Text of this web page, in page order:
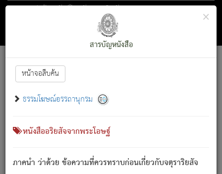
ตอน 1 ว่าด้วย สัตว์โลกกับจตุราริยสัจ
สารบัญ×
สารบัญหนังสือ
หน้าจอสืบค้น
ธรรมโฆษณ์อรรถานุกรม
หนังสืออริยสัจจากพระโอษฐ์
ภาคนำ ว่าด้วย ข้อความที่ควรทราบก่อนเกี่ยวกับจตุราริยสัจ
Font :15 ]||
สัตว์โลกนี้ เกิดความเดือดร้อนแล้ว มีผัสสะบังหน้า
เขาสำคัญสิ่งใด โดยความเป็นประการใด แต่สิ่งนั้นย่อมเป็น
(ตามที่เป็นจริง) โดยประการอื่นจากที่เขาสำคัญนั้น
สัตว์โลกติดข้องอยู่ในภพ ถูกภพบังหน้าแล้ว มีภพโดยความ
เป็นอย่างอื่น (จากที่มันเป็นอยู่จริง) จึงได้เพลิดเพลินยิ่งนักในภพ